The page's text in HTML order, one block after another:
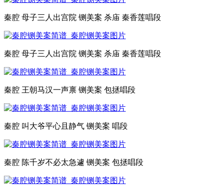
秦腔 母子三人出宫院 铡美案 杀庙 秦香莲唱段
秦腔 母子三人出宫院 铡美案 杀庙 秦香莲唱段
秦腔 王朝马汉一声禀 铡美案 包拯唱段
秦腔 叫大爷平心且静气 铡美案 唱段
秦腔 陈千岁不必太急遽 铡美案 包拯唱段